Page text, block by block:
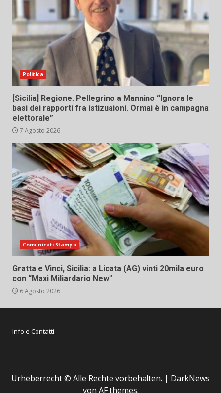
Politica
[Sicilia] Regione. Pellegrino a Mannino “Ignora le
basi dei rapporti fra istizuaioni. Ormai è in campagna
elettorale”
7 Agosto 2026
Comunicati Stampa
Gratta e Vinci, Sicilia: a Licata (AG) vinti 20mila euro
con “Maxi Miliardario New”
6 Agosto 2026
Info e Contatti
Urheberrecht © Alle Rechte vorbehalten. | DarkNews
von AF themes.